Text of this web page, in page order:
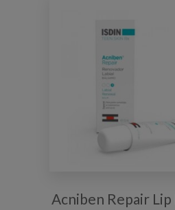
Acniben Repair Lip